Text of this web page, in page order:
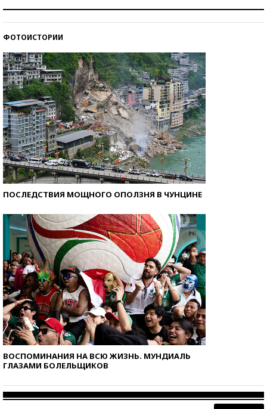
ФОТОИСТОРИИ
ПОСЛЕДСТВИЯ МОЩНОГО ОПОЛЗНЯ В ЧУНЦИНЕ
ВОСПОМИНАНИЯ НА ВСЮ ЖИЗНЬ. МУНДИАЛЬ
ГЛАЗАМИ БОЛЕЛЬЩИКОВ